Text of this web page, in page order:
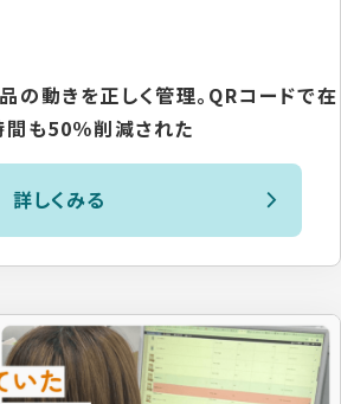
動きを正しく管理。QRコードで在
間も50％削減された
詳しくみる